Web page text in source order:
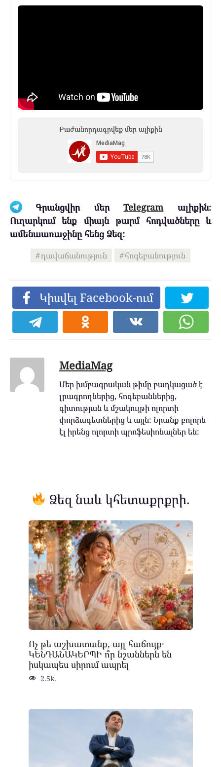
Բաժանորդագրվեք մեր ալիքին
Գրանցվիր մերTelegramալիքին։
Ուղարկում ենք միայն թարմ հոդվածները և
ամենաառաջինը հենց Ձեզ:
դավաճանություն հոգեբանություն
Կիսվել Facebook-ում
MediaMag
Մեր խմբագրական թիմը բաղկացած է
լրագրողներից, հոգեբաններից,
գիտության և մշակույթի ոլորտի
փորձագետներից և այլն: Նրանք բոլորն
էլ իրենց ոլորտի պրոֆեսիոնալներ են:
Ձեզ նաև կհետաքրքրի.
Ոչ թե աշխատանք, այլ հաճույք․
ԿԵՆԴԱՆԱԿԵՐՊԻ ո՞ր նշաններն են
իսկապես սիրում ապրել
2.5k.